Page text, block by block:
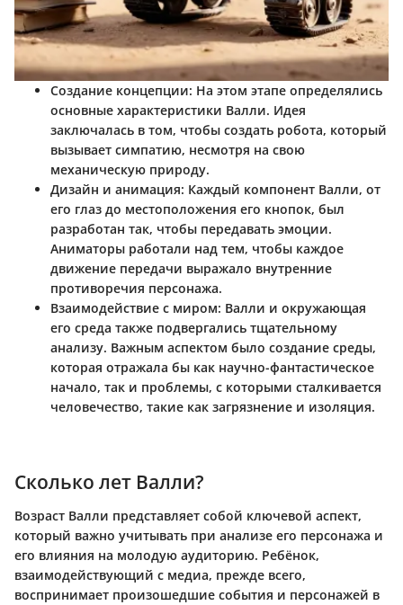
Создание концепции: На этом этапе определялись
основные характеристики Валли. Идея
заключалась в том, чтобы создать робота, который
вызывает симпатию, несмотря на свою
механическую природу.
Дизайн и анимация: Каждый компонент Валли, от
его глаз до местоположения его кнопок, был
разработан так, чтобы передавать эмоции.
Аниматоры работали над тем, чтобы каждое
движение передачи выражало внутренние
противоречия персонажа.
Взаимодействие с миром: Валли и окружающая
его среда также подвергались тщательному
анализу. Важным аспектом было создание среды,
которая отражала бы как научно-фантастическое
начало, так и проблемы, с которыми сталкивается
человечество, такие как загрязнение и изоляция.
Сколько лет Валли?
Возраст Валли представляет собой ключевой аспект,
который важно учитывать при анализе его персонажа и
его влияния на молодую аудиторию. Ребёнок,
взаимодействующий с медиа, прежде всего,
воспринимает произошедшие события и персонажей в